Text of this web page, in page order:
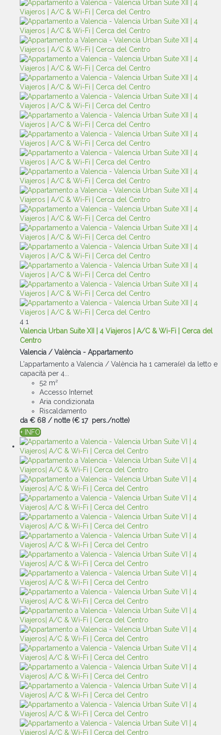
4 1
Valencia Urban Suite XII | 4 Viajeros | A/C & Wi-Fi | Cerca del
Centro
Valencia / València - Appartamento
L'appartamento a Valencia / València ha 1 camera(e) da letto e
capacità per 4...
52 m²
Accesso Internet
Aria condizionata
Riscaldamento
da € 68 / notte (€ 17 pers./notte)
+ INFO